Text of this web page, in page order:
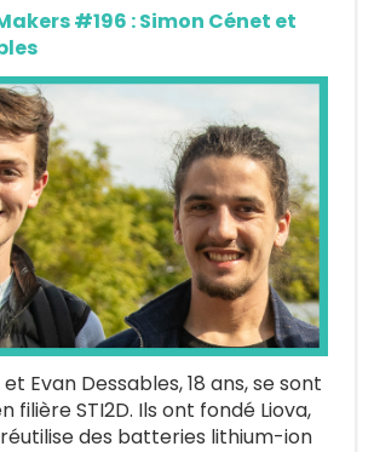
#196 : Simon Cénet et
Evan Dessables, 18 ans, se sont
filière STI2D. Ils ont fondé Liova,
des batteries lithium-ion